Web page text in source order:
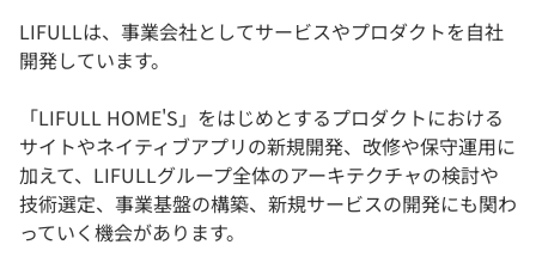
LIFULLは、事業会社としてサービスやプロダクトを自社
開発しています。
「LIFULL HOME'S」をはじめとするプロダクトにおける
サイトやネイティブアプリの新規開発、改修や保守運用に
加えて、LIFULLグループ全体のアーキテクチャの検討や
技術選定、事業基盤の構築、新規サービスの開発にも関わ
っていく機会があります。